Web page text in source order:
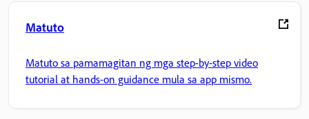
Matuto
Matuto sa pamamagitan ng mga step-by-step video
tutorial at hands-on guidance mula sa app mismo.